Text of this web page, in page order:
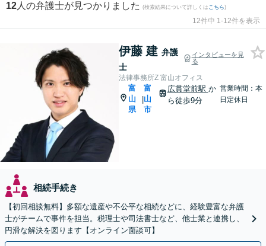
12 人の弁護士が見つかりました (検索結果について詳しくは こちら)
12件中 1-12件を表示
伊藤 建 弁護
士
インタビューを見
る
法律事務所Z 富山オフィス
富
山
県
|
富
山
市
広貫堂前駅 か
ら徒歩9分
営業時間：本
日定休日
相続手続き
【初回相談無料】多額な遺産や不公平な相続などに、経験豊富な弁護
士がチームで事件を担当。税理士や司法書士など、他士業と連携し、
円滑な解決を図ります【オンライン面談可】